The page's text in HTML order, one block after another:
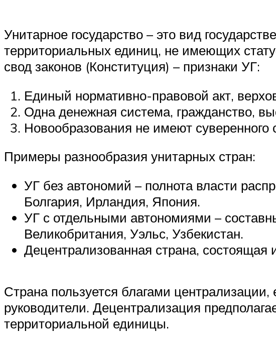
Унитарное государство – это вид
территориальных единиц, не имеющих
свод законов (Конституция) – признаки УГ:
Единый нормативно-правовой акт,
Одна денежная система, гражданство,
Новообразования не имеют суверенного
Примеры разнообразия унитарных стран:
УГ без автономий – полнота власти
Болгария, Ирландия, Япония.
УГ с отдельными автономиями –
Великобритания, Уэльс, Узбекистан.
Децентрализованная страна,
Страна пользуется благами
руководители. Децентрализация
территориальной единицы.